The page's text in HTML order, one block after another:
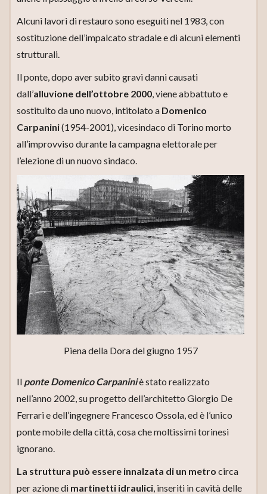
Alcuni lavori di restauro sono eseguiti nel 1983, con
sostituzione dell’impalcato stradale e di alcuni elementi
strutturali.
Il ponte, dopo aver subito gravi danni causati
dall’alluvione dell’ottobre 2000, viene abbattuto e
sostituito da uno nuovo, intitolato a Domenico
Carpanini(1954-2001), vicesindaco di Torino morto
all’improvviso durante la campagna elettorale per
l’elezione di un nuovo sindaco.
Piena della Dora del giugno 1957
Il ponte Domenico Carpaniniè stato realizzato
nell’anno 2002, su progetto dell’architetto Giorgio De
Ferrari e dell’ingegnere Francesco Ossola, ed è l’unico
ponte mobile della città, cosa che moltissimi torinesi
ignorano.
La struttura può essere innalzata di un metro circa
per azione di martinetti idraulici , inseriti in cavità delle